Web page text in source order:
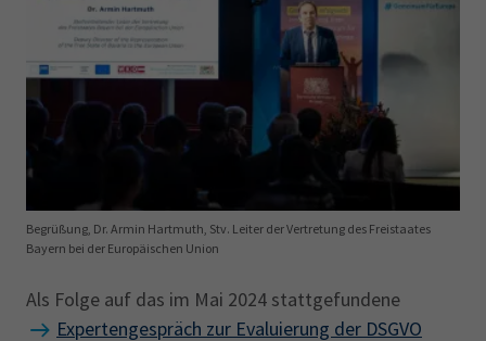
Leichte Sprache
Karriere
Presse
IHK Akademie
34d
Prüfungstermine
Wirtschaftsfachwirt
Negativerklärung
Berichtsheft
34i
Betriebswirt Prüfbericht
Begrüßung, Dr. Armin Hartmuth, Stv. Leiter der Vertretung des Freistaates
Bayern bei der Europäischen Union
Als Folge auf das im Mai 2024 stattgefundene
Expertengespräch zur Evaluierung der DSGVO